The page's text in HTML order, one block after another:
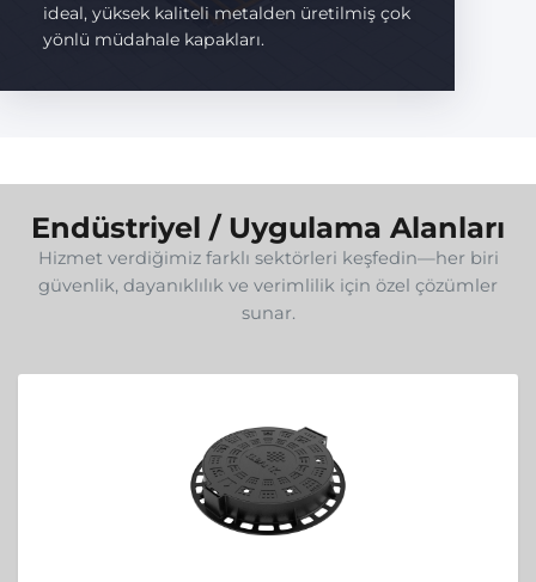
ideal, yüksek kaliteli metalden üretilmiş çok
yönlü müdahale kapakları.
Endüstriyel / Uygulama Alanları
Hizmet verdiğimiz farklı sektörleri keşfedin—her biri
güvenlik, dayanıklılık ve verimlilik için özel çözümler
sunar.